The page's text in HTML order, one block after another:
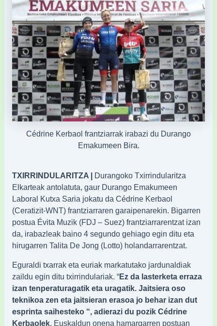
Cédrine Kerbaol frantziarrak irabazi du Durango
Emakumeen Bira.
TXIRRINDULARITZA | Durangoko Txirrindularitza
Elkarteak antolatuta, gaur Durango Emakumeen
Laboral Kutxa Saria jokatu da Cédrine Kerbaol
(Ceratizit-WNT) frantziarraren garaipenarekin. Bigarren
postua Évita Muzik (FDJ – Suez) frantziarrarentzat izan
da, irabazleak baino 4 segundo gehiago egin ditu eta
hirugarren Talita De Jong (Lotto) holandarrarentzat.
Eguraldi txarrak eta euriak markatutako jardunaldiak
zaildu egin ditu txirrindulariak. “Ez da lasterketa erraza
izan tenperaturagatik eta uragatik. Jaitsiera oso
teknikoa zen eta jaitsieran erasoa jo behar izan dut
esprinta saihesteko “, adierazi du pozik Cédrine
Kerbaolek. Euskaldun onena hamargarren postuan